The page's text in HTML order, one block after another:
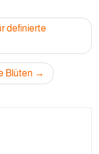
definierte
Blüten